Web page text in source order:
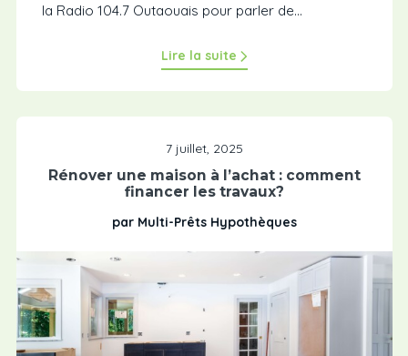
la Radio 104.7 Outaouais pour parler de...
Lire la suite
7 juillet, 2025
Rénover une maison à l’achat : comment
financer les travaux?
par Multi-Prêts Hypothèques